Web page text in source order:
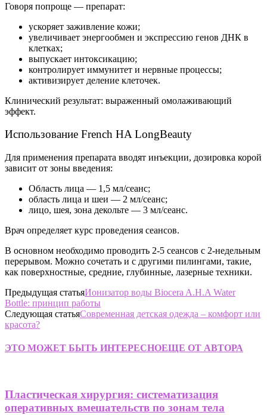
Говоря попроще — препарат:
ускоряет заживление кожи;
увеличивает энергообмен и экспрессию генов ДНК в
клетках;
выпускает интоксикацию;
контролирует иммунитет и нервные процессы;
активизирует деление клеточек.
Клинический результат: выраженный омолаживающий
эффект.
Использование French HA LongBeauty
Для применения препарата вводят инъекции, дозировка корой
зависит от зоны введения:
Область лица — 1,5 мл/сеанс;
область лица и шеи — 2 мл/сеанс;
лицо, шея, зона декольте — 3 мл/сеанс.
Врач определяет курс проведения сеансов.
В основном необходимо проводить 2-5 сеансов с 2-недельным
перерывом. Можно сочетать и с другими пилингами, такие,
как поверхностные, средние, глубинные, лазерные техники.
Предыдущая статьяИонизатор воды Biocera A.H.A Water
Bottle: принцип работы
Следующая статьяСовременная детская одежда – комфорт или
красота?
ЭТО МОЖЕТ БЫТЬ ИНТЕРЕСНОЕЩЕ ОТ АВТОРА
Пластическая хирургия: систематизация
оперативных вмешательств по зонам тела